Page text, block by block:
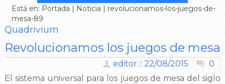
Está en: Portada | Noticia | revolucionamos-los-juegos-de-
mesa-89
Quadrivium
Revolucionamos los juegos de mesa
0
editor :: 22/08/2015
El sistema universal para los juegos de mesa del siglo